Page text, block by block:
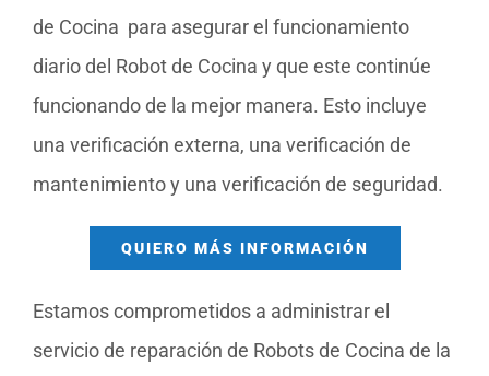
de Cocina para asegurar el funcionamiento
diario del Robot de Cocina y que este continúe
funcionando de la mejor manera. Esto incluye
una verificación externa, una verificación de
mantenimiento y una verificación de seguridad.
QUIERO MÁS INFORMACIÓN
Estamos comprometidos a administrar el
servicio de reparación de Robots de Cocina de la